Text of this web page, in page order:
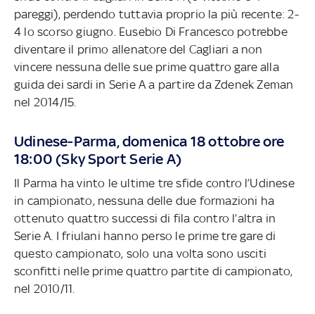
pareggi), perdendo tuttavia proprio la più recente: 2-
4 lo scorso giugno. Eusebio Di Francesco potrebbe
diventare il primo allenatore del Cagliari a non
vincere nessuna delle sue prime quattro gare alla
guida dei sardi in Serie A a partire da Zdenek Zeman
nel 2014/15.
Udinese-Parma, domenica 18 ottobre ore
18:00 (Sky Sport Serie A)
Il Parma ha vinto le ultime tre sfide contro l’Udinese
in campionato, nessuna delle due formazioni ha
ottenuto quattro successi di fila contro l’altra in
Serie A. I friulani hanno perso le prime tre gare di
questo campionato, solo una volta sono usciti
sconfitti nelle prime quattro partite di campionato,
nel 2010/11.